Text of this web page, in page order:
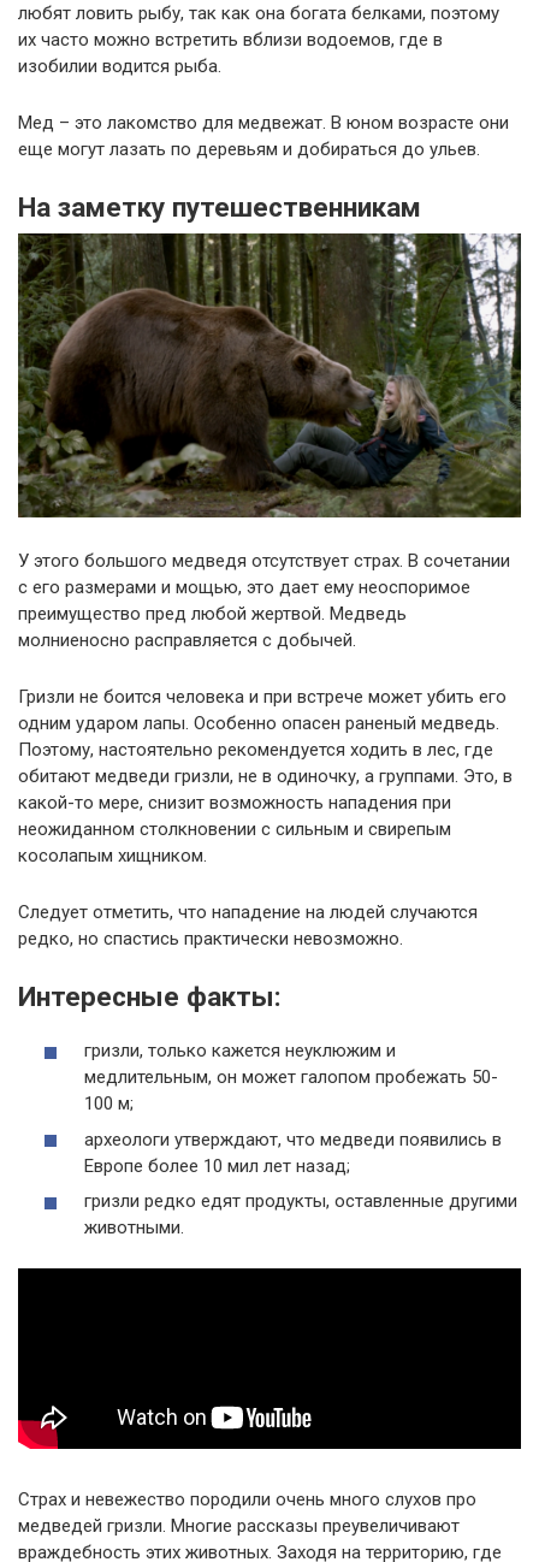
любят ловить рыбу, так как она богата белками, поэтому
их часто можно встретить вблизи водоемов, где в
изобилии водится рыба.
Мед – это лакомство для медвежат. В юном возрасте они
еще могут лазать по деревьям и добираться до ульев.
На заметку путешественникам
У этого большого медведя отсутствует страх. В сочетании
с его размерами и мощью, это дает ему неоспоримое
преимущество пред любой жертвой. Медведь
молниеносно расправляется с добычей.
Гризли не боится человека и при встрече может убить его
одним ударом лапы. Особенно опасен раненый медведь.
Поэтому, настоятельно рекомендуется ходить в лес, где
обитают медведи гризли, не в одиночку, а группами. Это, в
какой-то мере, снизит возможность нападения при
неожиданном столкновении с сильным и свирепым
косолапым хищником.
Следует отметить, что нападение на людей случаются
редко, но спастись практически невозможно.
Интересные факты:
гризли, только кажется неуклюжим и
медлительным, он может галопом пробежать 50-
100 м;
археологи утверждают, что медведи появились в
Европе более 10 мил лет назад;
гризли редко едят продукты, оставленные другими
животными.
Страх и невежество породили очень много слухов про
медведей гризли. Многие рассказы преувеличивают
враждебность этих животных. Заходя на территорию, где